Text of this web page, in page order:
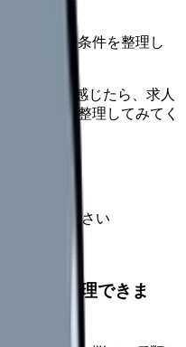
ずは希望条件を整理し
な...」そう感じたら、求人
を分けて整理してみてく
認してください
インか整理できま